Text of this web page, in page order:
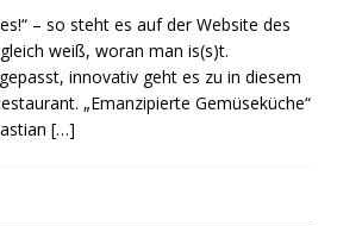
– so steht es auf der Website des
weiß, woran man is(s)t.
innovativ geht es zu in diesem
„Emanzipierte Gemüseküche“
[…]